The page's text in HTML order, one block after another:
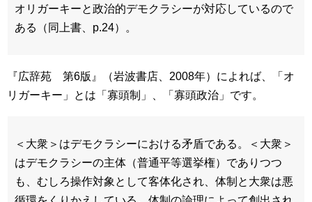
オリガーキーと政治的デモクラシーが対応しているので
ある（同上書、p.24）。
『広辞苑 第6版』（岩波書店、2008年）によれば、「オ
リガーキー」とは「寡頭制」、「寡頭政治」です。
＜大衆＞はデモクラシーにおける矛盾である。＜大衆＞
はデモクラシーの主体（普通平等選挙権）でありつつ
も、むしろ操作対象として客体化され、体制と大衆は悪